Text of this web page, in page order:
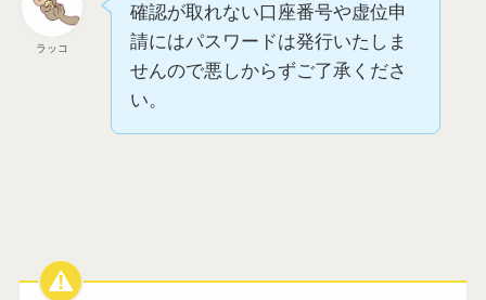
ラッコ
確認が取れない口座番号や虚位申
請にはパスワードは発行いたしま
せんので悪しからずご了承くださ
い。